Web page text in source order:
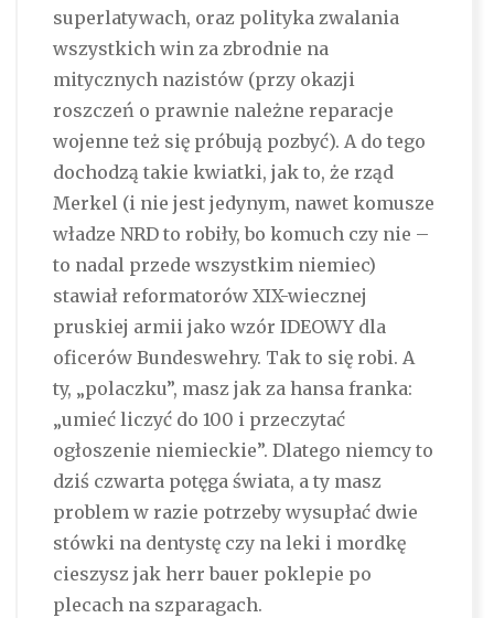
superlatywach, oraz polityka zwalania
wszystkich win za zbrodnie na
mitycznych nazistów (przy okazji
roszczeń o prawnie należne reparacje
wojenne też się próbują pozbyć). A do tego
dochodzą takie kwiatki, jak to, że rząd
Merkel (i nie jest jedynym, nawet komusze
władze NRD to robiły, bo komuch czy nie –
to nadal przede wszystkim niemiec)
stawiał reformatorów XIX-wiecznej
pruskiej armii jako wzór IDEOWY dla
oficerów Bundeswehry. Tak to się robi. A
ty, „polaczku”, masz jak za hansa franka:
„umieć liczyć do 100 i przeczytać
ogłoszenie niemieckie”. Dlatego niemcy to
dziś czwarta potęga świata, a ty masz
problem w razie potrzeby wysupłać dwie
stówki na dentystę czy na leki i mordkę
cieszysz jak herr bauer poklepie po
plecach na szparagach.